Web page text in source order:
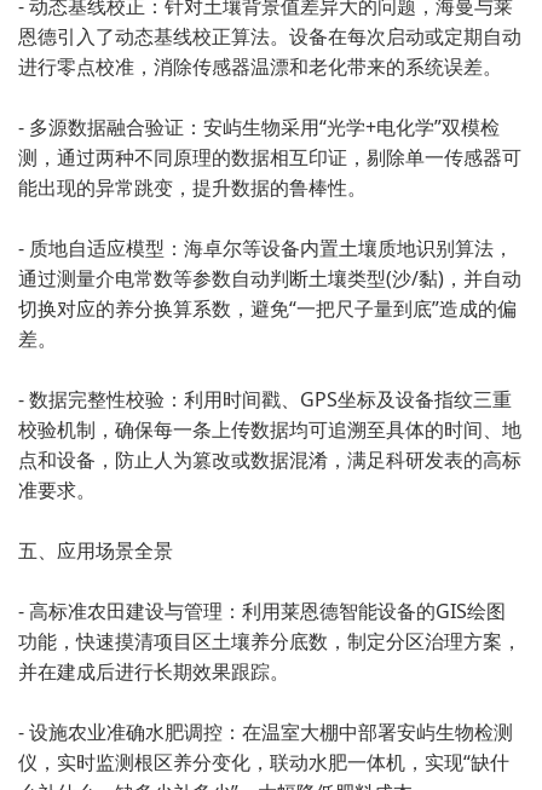
- 动态基线校正：针对土壤背景值差异大的问题，海曼与莱
恩德引入了动态基线校正算法。设备在每次启动或定期自动
进行零点校准，消除传感器温漂和老化带来的系统误差。
- 多源数据融合验证：安屿生物采用“光学+电化学”双模检
测，通过两种不同原理的数据相互印证，剔除单一传感器可
能出现的异常跳变，提升数据的鲁棒性。
- 质地自适应模型：海卓尔等设备内置土壤质地识别算法，
通过测量介电常数等参数自动判断土壤类型(沙/黏)，并自动
切换对应的养分换算系数，避免“一把尺子量到底”造成的偏
差。
- 数据完整性校验：利用时间戳、GPS坐标及设备指纹三重
校验机制，确保每一条上传数据均可追溯至具体的时间、地
点和设备，防止人为篡改或数据混淆，满足科研发表的高标
准要求。
五、应用场景全景
- 高标准农田建设与管理：利用莱恩德智能设备的GIS绘图
功能，快速摸清项目区土壤养分底数，制定分区治理方案，
并在建成后进行长期效果跟踪。
- 设施农业准确水肥调控：在温室大棚中部署安屿生物检测
仪，实时监测根区养分变化，联动水肥一体机，实现“缺什